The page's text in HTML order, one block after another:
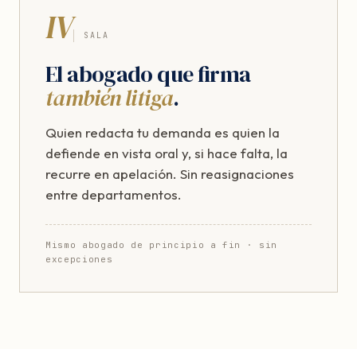
IV SALA
El abogado que firma
también litiga.
Quien redacta tu demanda es quien la
defiende en vista oral y, si hace falta, la
recurre en apelación. Sin reasignaciones
entre departamentos.
Mismo abogado de principio a fin · sin
excepciones